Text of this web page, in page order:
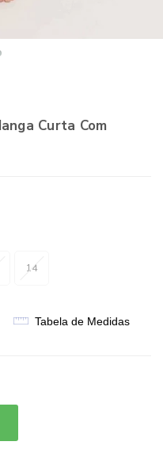
Curta Com
14
Tabela de Medidas